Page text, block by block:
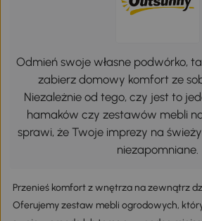
Odmień swoje własne podwórko,
zabierz domowy komfort ze
Niezależnie od tego, czy jest to
hamaków czy zestawów mebli
sprawi, że Twoje imprezy na
niezapomniane.
Przenieś komfort z wnętrza na zewnątrz
Oferujemy zestaw mebli ogrodowych,